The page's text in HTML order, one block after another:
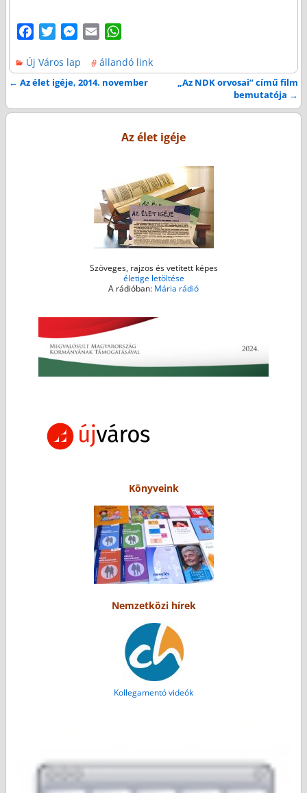
c
e
o
i
t
e
M
s
s
n
a
i
a
t
A
p
Új Város lap állandó link
← Az élet igéje, 2014. november
„Az NDK orvosai” című film
bemutatója →
Az élet igéje
Szöveges, rajzos és vetített képes
életige letöltése
A rádióban: Mária rádió
Könyveink
Nemzetközi hírek
Kollegamentó videók